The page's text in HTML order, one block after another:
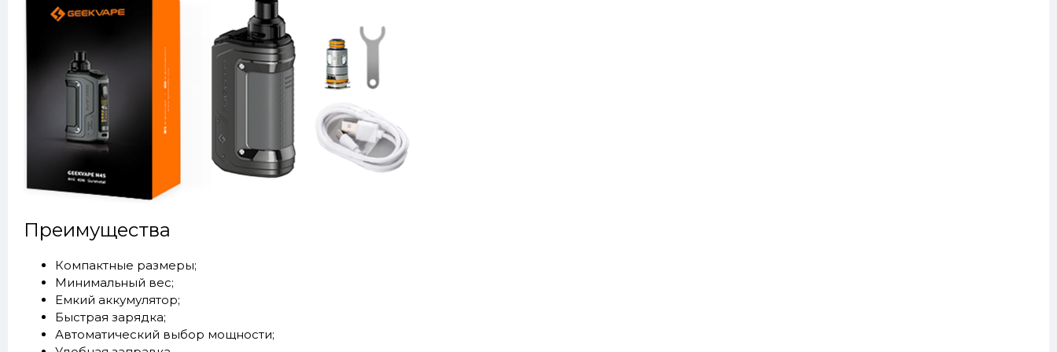
Преимущества
Компактные размеры;
Минимальный вес;
Емкий аккумулятор;
Быстрая зарядка;
Автоматический выбор мощности;